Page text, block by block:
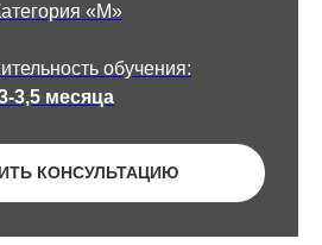
«М»
обучения:
3,5 месяца
КОНСУЛЬТАЦИЮ